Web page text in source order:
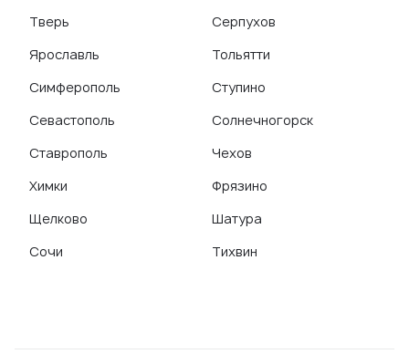
Тверь
Ярославль
Симферополь
Севастополь
Ставрополь
Химки
Щелково
Сочи
Серпухов
Тольятти
Ступино
Солнечногорск
Чехов
Фрязино
Шатура
Тихвин